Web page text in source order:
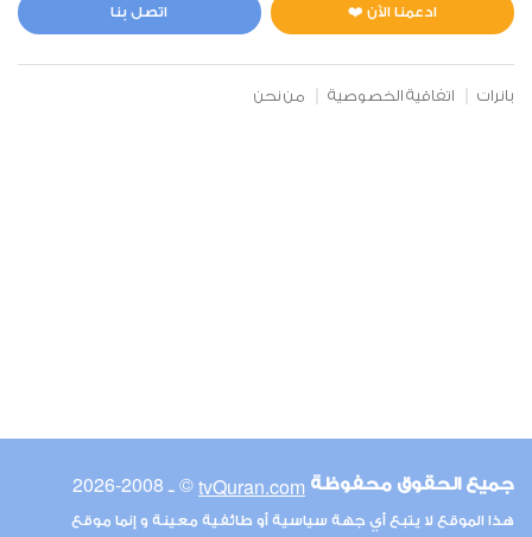
ادعمنا الآن ❤️ اتصل بنا
بانرات اتفاقية الخصوصية من نحن
جميع الحقوق محفوظة tvQuran.com© ـ 2008-2026
هذا الموقع لا يتبع أي جهة سياسية أو طائفية معينة و إنما موقع